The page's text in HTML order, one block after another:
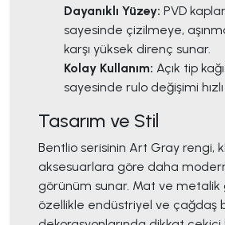
Dayanıklı Yüzey: PVD
sayesinde çizilmeye,
karşı yüksek direnç sunar.
Kolay Kullanım: Açık tip
sayesinde rulo değişimi
Tasarım ve Stil
Bentlio serisinin Art Gray rengi,
aksesuarlara göre daha
görünüm sunar. Mat ve metalik
özellikle endüstriyel ve çağdaş